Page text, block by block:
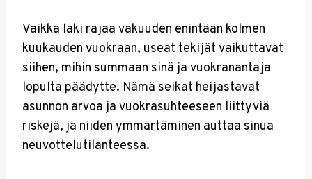
Vaikka laki rajaa vakuuden enintään kolmen
kuukauden vuokraan, useat tekijät vaikuttavat
siihen, mihin summaan sinä ja vuokranantaja
lopulta päädytte. Nämä seikat heijastavat
asunnon arvoa ja vuokrasuhteeseen liittyviä
riskejä, ja niiden ymmärtäminen auttaa sinua
neuvottelutilanteessa.